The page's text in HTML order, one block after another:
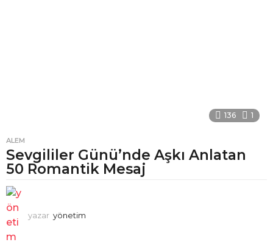
136 1
ALEM
Sevgililer Günü’nde Aşkı Anlatan
50 Romantik Mesaj
yazar yönetim